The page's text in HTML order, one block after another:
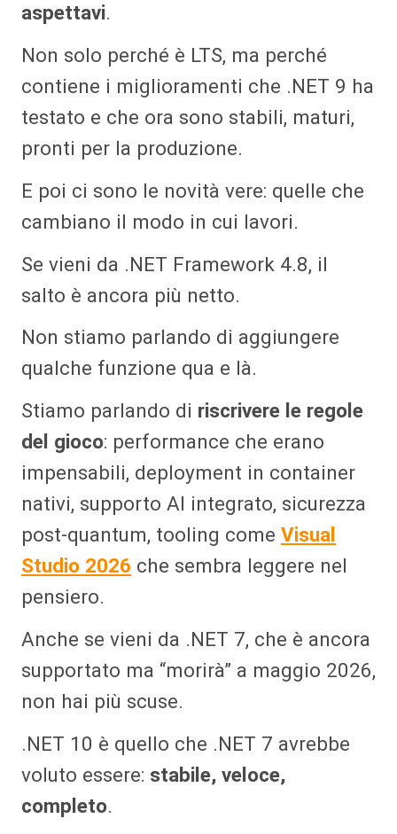
aspettavi.
Non solo perché è LTS, ma perché
contiene i miglioramenti che .NET 9 ha
testato e che ora sono stabili, maturi,
pronti per la produzione.
E poi ci sono le novità vere: quelle che
cambiano il modo in cui lavori.
Se vieni da .NET Framework 4.8, il
salto è ancora più netto.
Non stiamo parlando di aggiungere
qualche funzione qua e là.
Stiamo parlando di riscrivere le regole
del gioco: performance che erano
impensabili, deployment in container
nativi, supporto AI integrato, sicurezza
post-quantum, tooling come Visual
Studio 2026 che sembra leggere nel
pensiero.
Anche se vieni da .NET 7, che è ancora
supportato ma “morirà” a maggio 2026,
non hai più scuse.
.NET 10 è quello che .NET 7 avrebbe
voluto essere: stabile, veloce,
completo.